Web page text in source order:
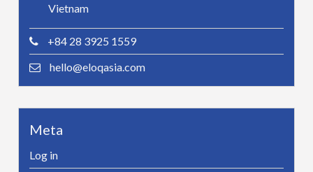
Vietnam
+84 28 3925 1559
hello@eloqasia.com
Meta
Log in